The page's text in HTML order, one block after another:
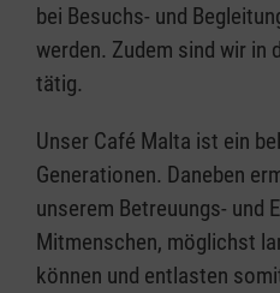
bei Besuchs- und
werden. Zudem sind wir in
tätig.
Unser Café Malta ist ein
Generationen. Daneben
unserem Betreuungs- und
Mitmenschen, möglichst
können und entlasten